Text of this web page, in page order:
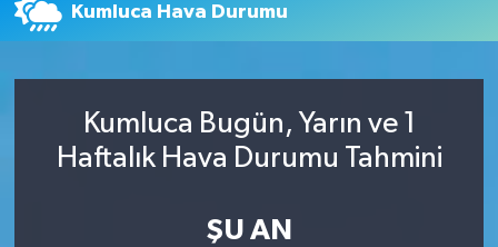
Kumluca Hava Durumu
Kumluca Bugün, Yarın ve 1
Haftalık Hava Durumu Tahmini
ŞU AN
Tüm Manşetler
Son Dakika Haberleri
Haber Arşivi